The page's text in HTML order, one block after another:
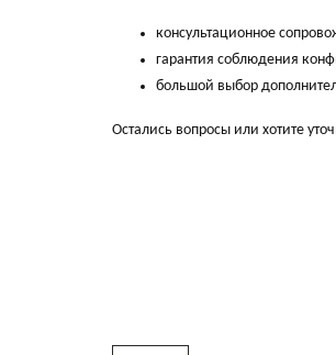
консультационное
гарантия соблюдения
большой выбор
Остались вопросы или хотите